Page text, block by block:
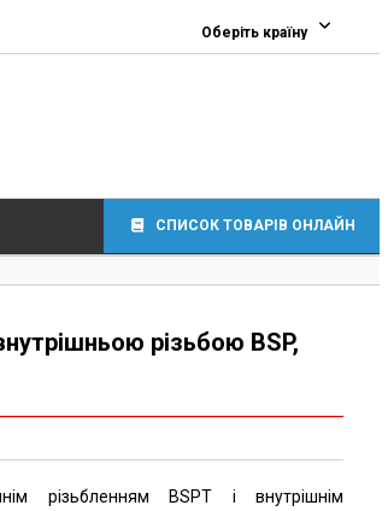
Оберіть країну
СПИСОК ТОВАРІВ ОНЛАЙН
різьбою BSP,
різьбленням BSPT і внутрішнім